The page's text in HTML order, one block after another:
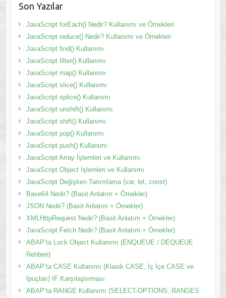
Son Yazılar
JavaScript forEach() Nedir? Kullanımı ve Örnekleri
JavaScript reduce() Nedir? Kullanımı ve Örnekleri
JavaScript find() Kullanımı
JavaScript filter() Kullanımı
JavaScript map() Kullanımı
JavaScript slice() Kullanımı
JavaScript splice() Kullanımı
JavaScript unshift() Kullanımı
JavaScript shift() Kullanımı
JavaScript pop() Kullanımı
JavaScript push() Kullanımı
JavaScript Array İşlemleri ve Kullanımı
JavaScript Object İşlemleri ve Kullanımı
JavaScript Değişken Tanımlama (var, let, const)
Base64 Nedir? (Basit Anlatım + Örnekler)
JSON Nedir? (Basit Anlatım + Örnekler)
XMLHttpRequest Nedir? (Basit Anlatım + Örnekler)
JavaScript Fetch Nedir? (Basit Anlatım + Örnekler)
ABAP’ta Lock Object Kullanımı (ENQUEUE / DEQUEUE
Rehberi)
ABAP’ta CASE Kullanımı (Klasik CASE, İç İçe CASE ve
İpuçları) IF Karşılaştırması
ABAP’ta RANGE Kullanımı (SELECT-OPTIONS, RANGES